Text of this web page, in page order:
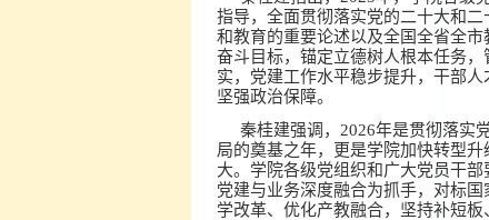
指导，全面贯彻落实党的二十大和
和教育的重要论述以及全国全省全
奋斗目标，锚定立德树人根本任务
实，党建工作水平稳步提升，干部
坚强政治保障。
秦桂建强调，2026年是贯彻落实
局的奠基之年，更是学院加快转型
大。学院各级党组织和广大党员干
党建与业务深度融合为抓手，对标
学改革、优化产教融合，坚持补短